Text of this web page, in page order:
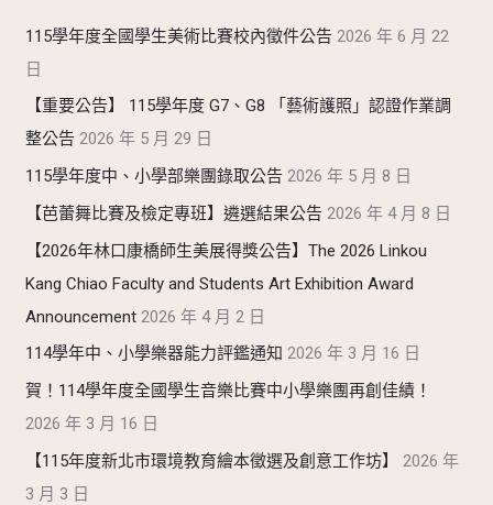
115學年度全國學生美術比賽校內徵件公告 2026 年 6 月 22
日
【重要公告】 115學年度 G7、G8 「藝術護照」認證作業調
整公告 2026 年 5 月 29 日
115學年度中、小學部樂團錄取公告 2026 年 5 月 8 日
【芭蕾舞比賽及檢定專班】遴選結果公告 2026 年 4 月 8 日
【2026年林口康橋師生美展得獎公告】The 2026 Linkou
Kang Chiao Faculty and Students Art Exhibition Award
Announcement 2026 年 4 月 2 日
114學年中、小學樂器能力評鑑通知 2026 年 3 月 16 日
賀！114學年度全國學生音樂比賽中小學樂團再創佳績！
2026 年 3 月 16 日
【115年度新北市環境教育繪本徵選及創意工作坊】
2026 年
3 月 3 日